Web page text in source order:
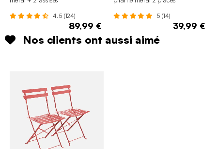
4.5 (124)
89,99 €
5 (14)
39,99 €
Nos clients ont aussi aimé